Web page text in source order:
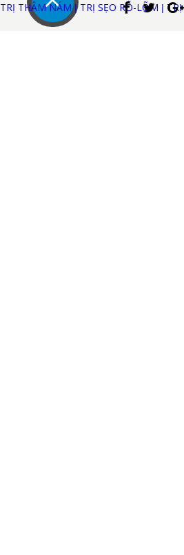
TRỊ THÂM NÁM|TRỊ SẸO RỖ-LÕM | TRỊ